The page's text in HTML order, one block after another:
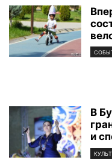
В
и